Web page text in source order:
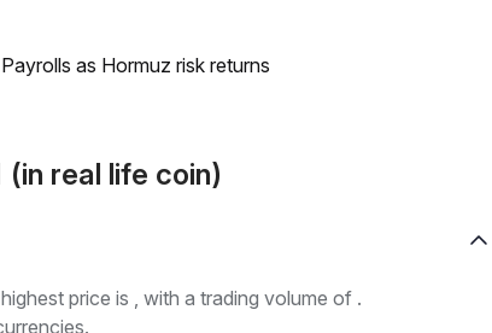
as Hormuz risk returns
real life coin)
price is , with a trading volume of .